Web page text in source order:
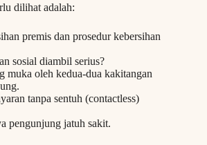
dilihat adalah:
premis dan prosedur kebersihan
sosial diambil serius?
muka oleh kedua-dua kakitangan
tanpa sentuh (contactless)
pengunjung jatuh sakit.